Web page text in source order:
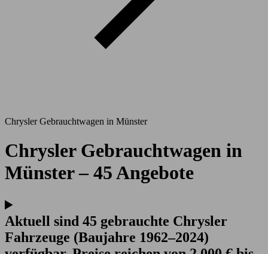
Chrysler Gebrauchtwagen in Münster
Chrysler Gebrauchtwagen in
Münster – 45 Angebote
Aktuell sind 45 gebrauchte Chrysler
Fahrzeuge (Baujahre 1962–2024)